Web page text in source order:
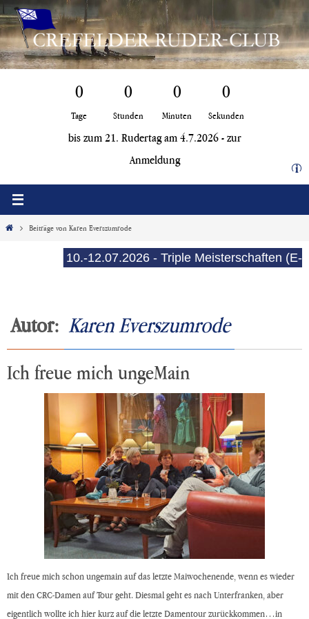
Zum
Inhalt
springen
0
Tage
0
Stunden
0
Minuten
0
Sekunden
bis zum 21. Rudertag am 4.7.2026 - zur
Anmeldung
i
Start Beiträge von Karen Everszumrode
10.-12.07.2026 - Triple Meisterschaften (E-
Autor: Karen Everszumrode
Ich freue mich ungeMain
Ich freue mich schon ungemain auf das letzte Maiwochenende, wenn es wieder
mit den CRC-Damen auf Tour geht. Diesmal geht es nach Unterfranken, aber
eigentlich wollte ich hier kurz auf die letzte Damentour zurückkommen…in